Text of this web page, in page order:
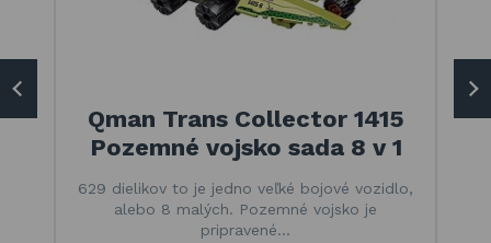
Qman Trans Collector 1415
Pozemné vojsko sada 8 v 1
629 dielikov to je jedno veľké bojové vozidlo,
alebo 8 malých. Pozemné vojsko je
pripravené…